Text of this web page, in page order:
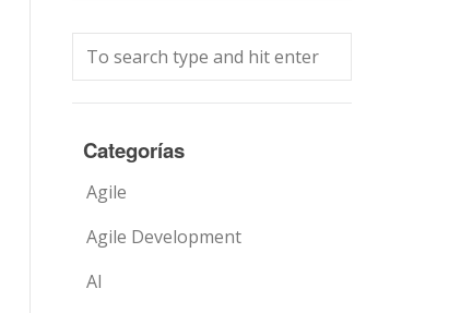
Categorías
Agile
Agile Development
AI